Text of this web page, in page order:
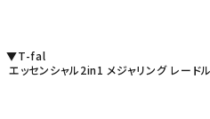
▼T-fal
エッセンシャル2in1 メジャリング レ